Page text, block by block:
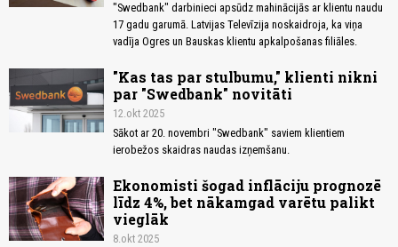
"Swedbank" darbinieci apsūdz mahinācijās ar klientu naudu
17 gadu garumā. Latvijas Televīzija noskaidroja, ka viņa
vadīja Ogres un Bauskas klientu apkalpošanas filiāles.
"Kas tas par stulbumu," klienti nikni
par "Swedbank" novitāti
12.okt 2025
Sākot ar 20. novembri "Swedbank" saviem klientiem
ierobežos skaidras naudas izņemšanu.
Ekonomisti šogad inflāciju prognozē
līdz 4%, bet nākamgad varētu palikt
vieglāk
8.okt 2025